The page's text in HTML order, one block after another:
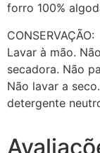
forro 100%
CONSERVAÇÃO:
Lavar à mão.
secadora. Não
Não lavar a
detergente